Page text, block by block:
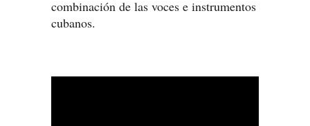
combinación de las voces e instrumentos
cubanos.